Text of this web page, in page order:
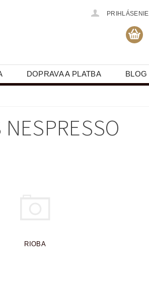
PRIHLÁSENIE
DOPRAVA A PLATBA BLOG
RIOBA